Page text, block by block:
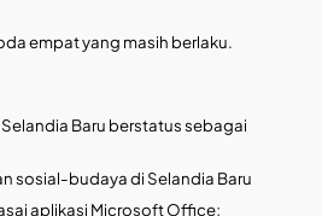
empat yang masih berlaku.
Baru berstatus sebagai
sosial-budaya di Selandia Baru
aplikasi Microsoft Office;